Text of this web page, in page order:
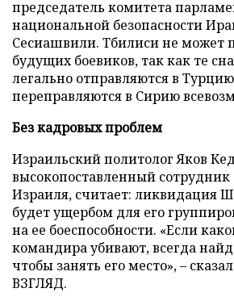
председатель комитета
национальной безопасности
Сесиашвили. Тбилиси не может
будущих боевиков, так как те
легально отправляются в
переправляются в Сирию
Без кадровых проблем
Израильский политолог Яков
высокопоставленный сотрудник
Израиля, считает: ликвидация
будет ущербом для его
на ее боеспособности. «Если
командира убивают, всегда
чтобы занять его место», –
ВЗГЛЯД.